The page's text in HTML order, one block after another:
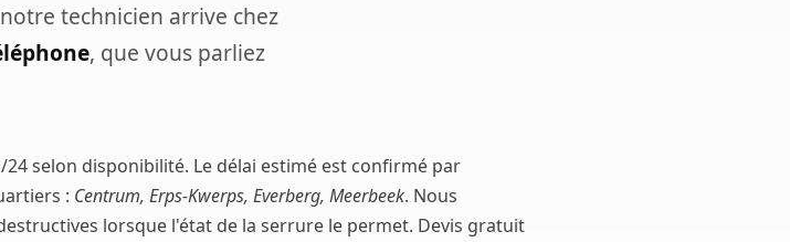
technicien arrive chez
, que vous parliez
24 selon disponibilité. Le délai estimé est confirmé par
: Centrum, Erps-Kwerps, Everberg, Meerbeek. Nous
lorsque l'état de la serrure le permet. Devis gratuit